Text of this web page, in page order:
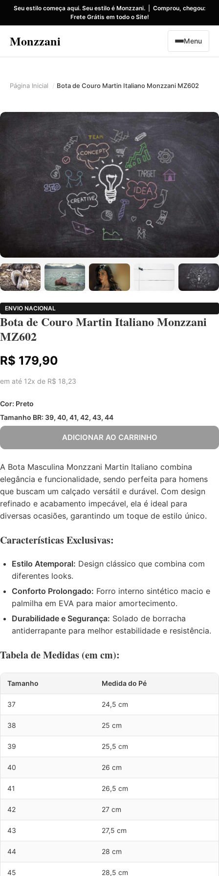
Seu estilo começa aqui. Seu estilo é Monzzani.
Comprou, chegou:
Frete Grátis em todo o Site!
Monzzani Menu
Página Inicial Bota de Couro Martin Italiano Monzzani MZ602
ENVIO NACIONAL
Bota de Couro Martin Italiano Monzzani
MZ602
R$ 179,90
em até 12x de R$ 18,23
Cor: Preto
Tamanho BR: 39, 40, 41, 42, 43, 44
ADICIONAR AO CARRINHO
A Bota Masculina Monzzani Martin Italiano combina
elegância e funcionalidade, sendo perfeita para homens
que buscam um calçado versátil e durável. Com design
refinado e acabamento impecável, ela é ideal para
diversas ocasiões, garantindo um toque de estilo único.
Características Exclusivas:
Estilo Atemporal: Design clássico que combina com
diferentes looks.
Conforto Prolongado: Forro interno sintético macio e
palmilha em EVA para maior amortecimento.
Durabilidade e Segurança: Solado de borracha
antiderrapante para melhor estabilidade e resistência.
Tabela de Medidas (em cm):
Tamanho Medida do Pé
37 24,5 cm
38 25 cm
39 25,5 cm
40 26 cm
41 26,5 cm
42 27 cm
43 27,5 cm
44 28 cm
45 28,5 cm